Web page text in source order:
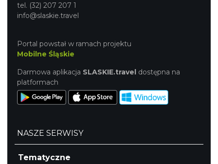
tel. (32) 207 207 1
info@slaskie.travel
Portal powstał w ramach projektu
Mobilne Śląskie
Darmowa aplikacja SLASKIE.travel dostępna na
platformach
NASZE SERWISY
Tematyczne